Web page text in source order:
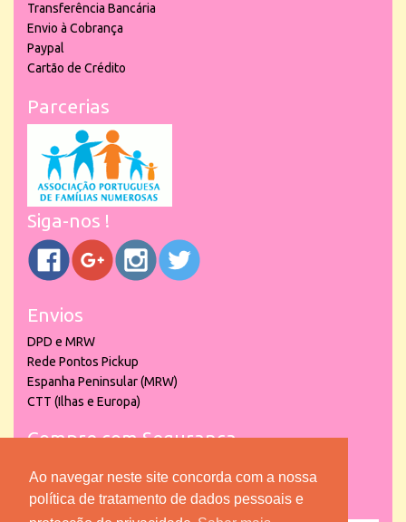
Ao navegar neste site concorda com a nossa
política de tratamento de dados pessoais e
Transferência Bancária
Envio à Cobrança
Paypal
Cartão de Crédito
Parcerias
Siga-nos !
Envios
DPD e MRW
Rede Pontos Pickup
Espanha Peninsular (MRW)
CTT (Ilhas e Europa)
Compre com Segurança